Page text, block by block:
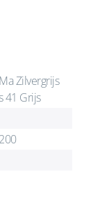
Zilvergrijs
41 Grijs